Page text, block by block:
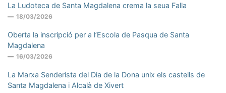
La Ludoteca de Santa Magdalena crema la seua Falla
18/03/2026
Oberta la inscripció per a l’Escola de Pasqua de Santa
Magdalena
16/03/2026
La Marxa Senderista del Dia de la Dona unix els castells de
Santa Magdalena i Alcalà de Xivert